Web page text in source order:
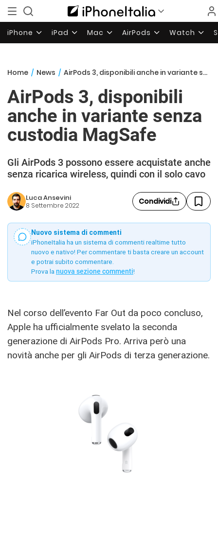
iPhone iPad Mac AirPods Watch
Home / News / AirPods 3, disponibili anche in variante senza custodia MagSafe
AirPods 3, disponibili
anche in variante senza
custodia MagSafe
Gli AirPods 3 possono essere acquistate anche
senza ricarica wireless, quindi con il solo cavo
Luca Ansevini
8 Settembre 2022 Condividi
Nuovo sistema di commenti
iPhoneItalia ha un sistema di commenti realtime tutto
nuovo e nativo! Per commentare ti basta creare un account
e potrai subito commentare.
Prova la nuova sezione commenti!
Nel corso dell’evento Far Out da poco concluso,
Apple ha ufficialmente svelato la seconda
generazione di AirPods Pro. Arriva però una
novità anche per gli AirPods di terza generazione.